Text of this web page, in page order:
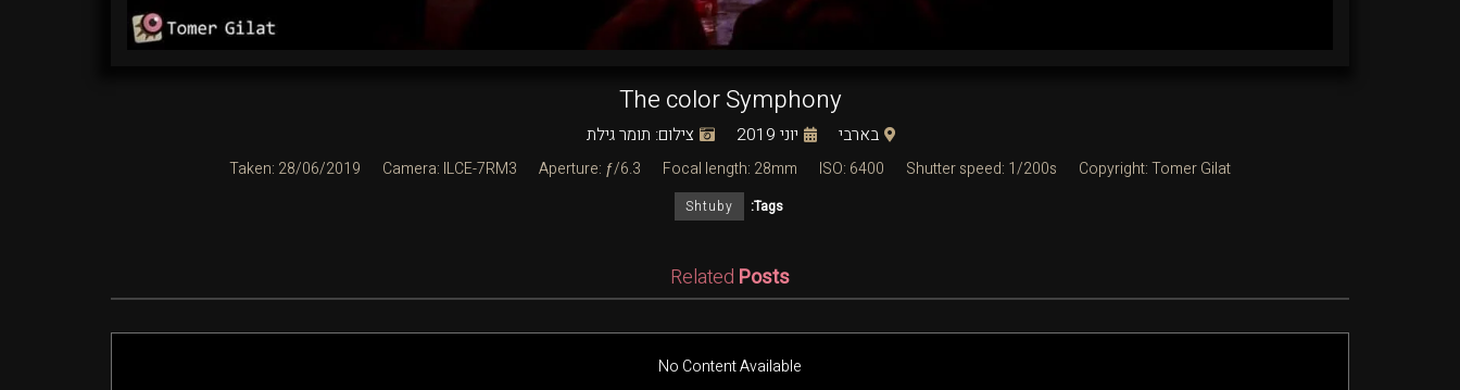
The color Symphony
בארבי יוני 2019 צילום: תומר גילת
Taken: 28/06/2019 Camera: ILCE-7RM3 Aperture: ƒ/6.3 Focal length: 28mm ISO: 6400 Shutter speed: 1/200s Copyright: Tomer Gilat
Tags:
Shtuby
Related Posts
No Content Available